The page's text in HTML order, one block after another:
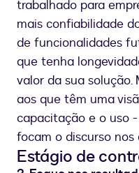
trabalhado para
mais confiabilidade
de funcionalidades
que tenha
valor da sua
aos que têm uma
capacitação e o uso
focam o discurso
Estágio de